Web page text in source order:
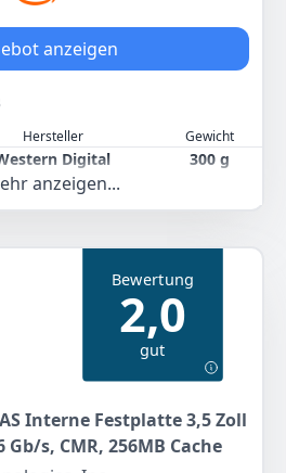
SuperSpeed-USB-Kabel,
schwarz; 3 Jahre
Digital
00 €
Angebot
anzeigen
Hersteller Gewicht
Digital 300 g
00 €
anzeigen...
Bewertung
2,0
gut
Interne Festplatte 3,5 Zoll
Gb/s, CMR, 256MB Cache